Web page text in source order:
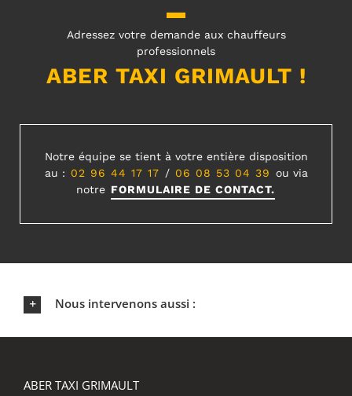
Adressez votre demande aux chauffeurs
professionnels
ABER TAXI GRIMAULT !
Notre équipe se tient à votre entière disposition
au : 02 96 44 17 17 / 06 08 53 04 39 ou via
notre FORMULAIRE DE CONTACT.
Nous intervenons aussi :
ABER TAXI GRIMAULT